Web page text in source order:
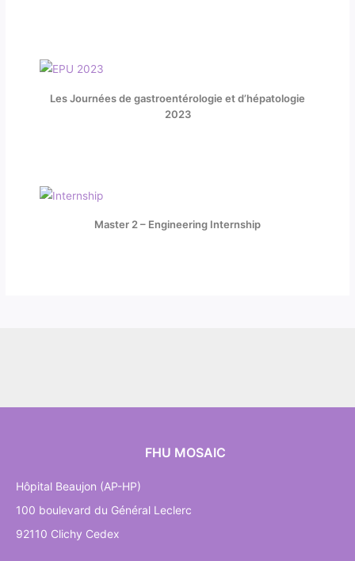
Les Journées de gastroentérologie et d’hépatologie
2023
Master 2 – Engineering Internship
FHU MOSAIC
Hôpital Beaujon (AP-HP)
100 boulevard du Général Leclerc
92110 Clichy Cedex